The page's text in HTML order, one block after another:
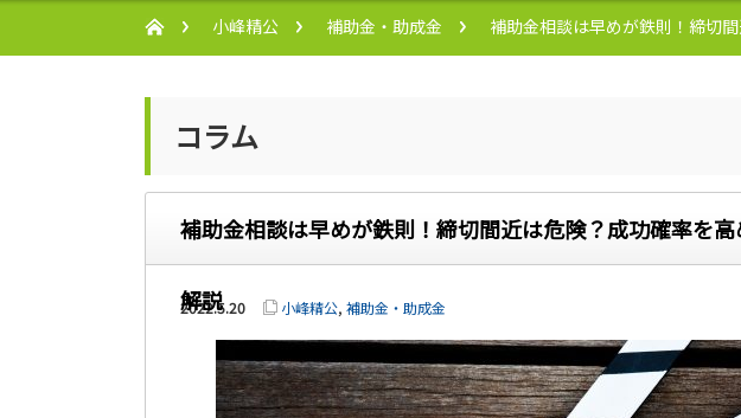
小峰精公 補助金・助成金 補助金相談は早めが鉄則！締切
コラム
補助金相談は早めが鉄則！締切間近は危険？成功確率を
解説
2022.5.20 小峰精公, 補助金・助成金